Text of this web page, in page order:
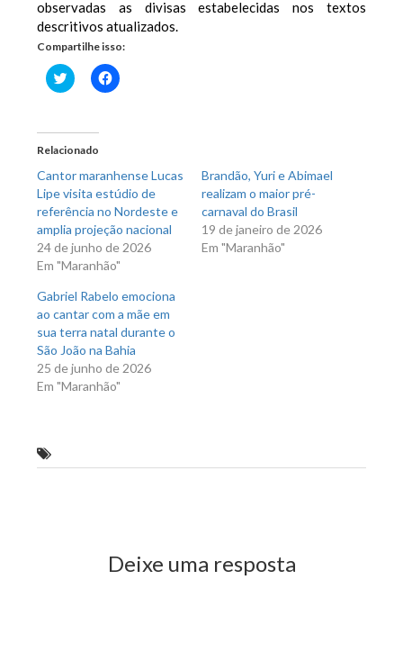
observadas as divisas estabelecidas nos textos
descritivos atualizados.
Compartilhe isso:
Clique
para
em
nova
janela)
Clique
para
Relacionado
Cantor maranhense Lucas
Lipe visita estúdio de
referência no Nordeste e
amplia projeção nacional
24 de junho de 2026
Em "Maranhão"
Brandão, Yuri e Abimael
realizam o maior pré-
carnaval do Brasil
19 de janeiro de 2026
Em "Maranhão"
Gabriel Rabelo emociona
ao cantar com a mãe em
sua terra natal durante o
São João na Bahia
25 de junho de 2026
Em "Maranhão"
Deixe uma resposta